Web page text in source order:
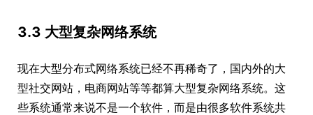
3.3 大型复杂网络系统
现在大型分布式网络系统已经不再稀奇了，国内外的大
型社交网站，电商网站等等都算大型复杂网络系统。这
些系统通常来说不是一个软件，而是由很多软件系统共